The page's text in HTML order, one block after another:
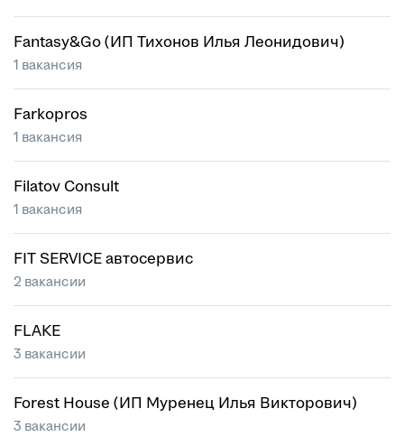
Fantasy&Go (ИП Тихонов Илья Леонидович)
1 вакансия
Farkopros
1 вакансия
Filatov Consult
1 вакансия
FIT SERVICE автосервис
2 вакансии
FLAKE
3 вакансии
Forest House (ИП Муренец Илья Викторович)
3 вакансии